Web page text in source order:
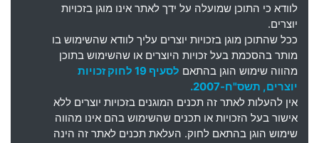
לוודא כי התוכן שמועלה על ידך לאתר אינו מוגן בזכויות
יוצרים.
ככל שהתוכן מוגן בזכויות יוצרים עליך לוודא שהשימוש בו
מותר בהסכמת בעל זכויות היוצרים או שהשימוש בתוכן
מהווה שימוש הוגן בהתאם
לסעיף 19 לחוק זכויות
יוצרים, תשס"ח-2007.
אין להעלות לאתר זה תכנים המוגנים בזכויות יוצרים ללא
אישור בעל הזכויות או תכנים שהשימוש בהם אינו מהווה
שימוש הוגן בהתאם לחוק. העלאת תכנים לאתר זה הינה